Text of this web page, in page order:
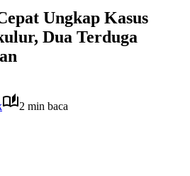
Ungkap Kasus
Dua Terduga
2 min baca